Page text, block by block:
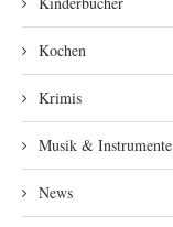
Kochen
Krimis
Musik & Instrumente
News